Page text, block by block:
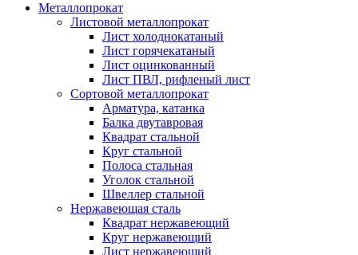
Металлопрокат
Листовой металлопрокат
Лист холоднокатаный
Лист горячекатаный
Лист оцинкованный
Лист ПВЛ, рифленый лист
Сортовой металлопрокат
Арматура, катанка
Балка двутавровая
Квадрат стальной
Круг стальной
Полоса стальная
Уголок стальной
Швеллер стальной
Нержавеющая сталь
Квадрат нержавеющий
Круг нержавеющий
Лист нержавеющий